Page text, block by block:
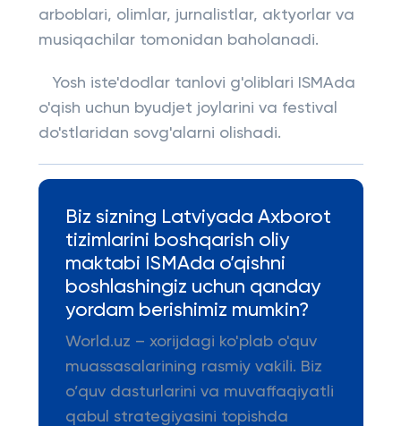
arboblari, olimlar, jurnalistlar, aktyorlar va
musiqachilar tomonidan baholanadi.
Yosh iste'dodlar tanlovi g'oliblari ISMAda
o'qish uchun byudjet joylarini va festival
do'stlaridan sovg'alarni olishadi.
Biz sizning Latviyada Axborot
tizimlarini boshqarish oliy
maktabi ISMAda o’qishni
boshlashingiz uchun qanday
yordam berishimiz mumkin?
World.uz – xorijdagi ko'plab o'quv
muassasalarining rasmiy vakili. Biz
o’quv dasturlarini va muvaffaqiyatli
qabul strategiyasini topishda